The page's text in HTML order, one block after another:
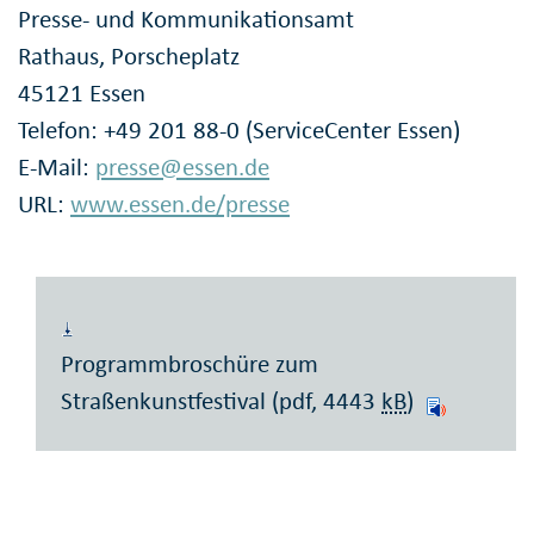
Presse- und Kommunikationsamt
Rathaus, Porscheplatz
45121 Essen
Telefon: +49 201 88-0 (ServiceCenter Essen)
E-Mail: presse@essen.de
URL: www.essen.de/presse
Programmbroschüre zum
Straßenkunstfestival (pdf, 4443 kB)